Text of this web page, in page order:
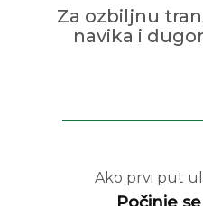
Za ozbiljnu
navika i
Ako prvi put